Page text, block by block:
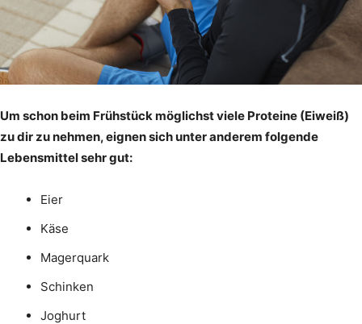
Um schon beim Frühstück möglichst viele Proteine (Eiweiß)
zu dir zu nehmen, eignen sich unter anderem folgende
Lebensmittel sehr gut:
Eier
Käse
Magerquark
Schinken
Joghurt